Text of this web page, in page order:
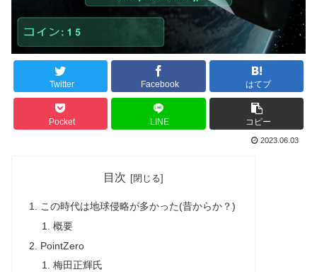
Twitter Facebook はてブ
Pocket LINE コピー
2023.06.03
目次
この時代は地球侵略が多かった(昔からか？)
概要
PointZero
梅田正輝氏